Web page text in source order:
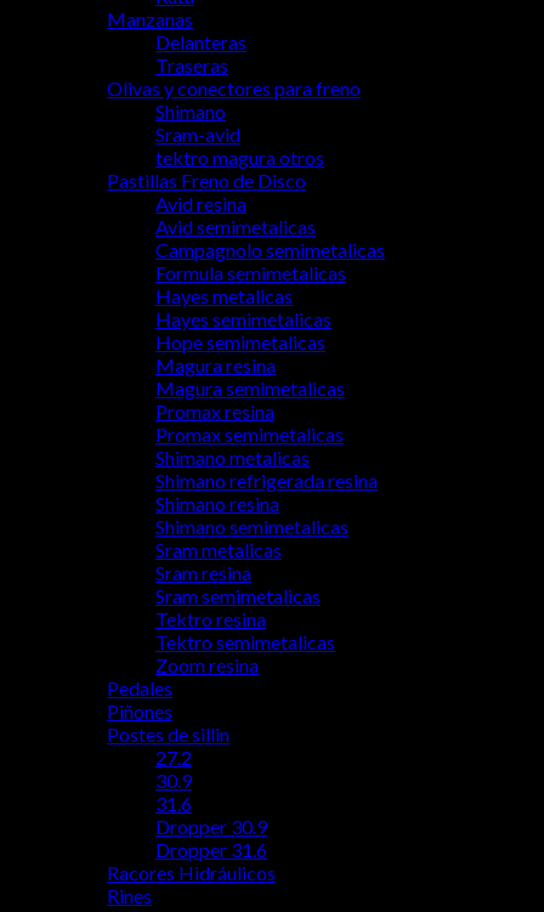
Manzanas
Delanteras
Traseras
Olivas y conectores para freno
Shimano
Sram-avid
tektro magura otros
Pastillas Freno de Disco
Avid resina
Avid semimetalicas
Campagnolo semimetalicas
Formula semimetalicas
Hayes metalicas
Hayes semimetalicas
Hope semimetalicas
Magura resina
Magura semimetalicas
Promax resina
Promax semimetalicas
Shimano metalicas
Shimano refrigerada resina
Shimano resina
Shimano semimetalicas
Sram metalicas
Sram resina
Sram semimetalicas
Tektro resina
Tektro semimetalicas
Zoom resina
Pedales
Piñones
Postes de sillin
27.2
30.9
31.6
Dropper 30.9
Dropper 31.6
Racores Hidráulicos
Rines